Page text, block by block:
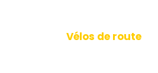
Vélos de route